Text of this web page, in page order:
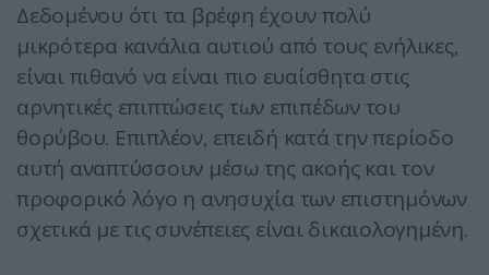
Δεδομένου ότι τα βρέφη έχουν πολύ
μικρότερα κανάλια αυτιού από τους ενήλικες,
είναι πιθανό να είναι πιο ευαίσθητα στις
αρνητικές επιπτώσεις των επιπέδων του
θορύβου. Επιπλέον, επειδή κατά την περίοδο
αυτή αναπτύσσουν μέσω της ακοής και τον
προφορικό λόγο η ανησυχία των επιστημόνων
σχετικά με τις συνέπειες είναι δικαιολογημένη.